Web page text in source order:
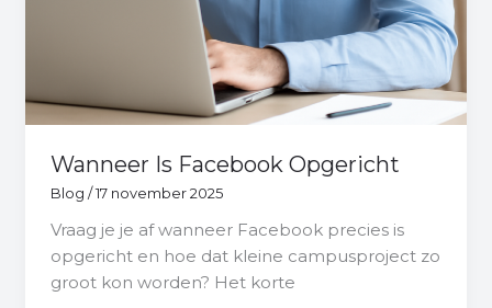
Wanneer Is Facebook Opgericht
Blog /17 november 2025
Vraag je je af wanneer Facebook precies is
opgericht en hoe dat kleine campusproject zo
groot kon worden? Het korte